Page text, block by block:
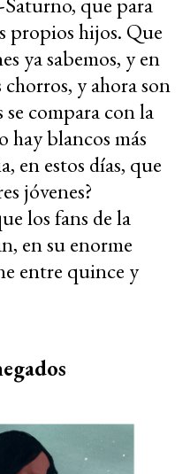
propios hijos. Que
ya sabemos, y en
y ahora son
compara con la
hay blancos más
en estos días, que
jóvenes?
los fans de la
en su enorme
entre quince y